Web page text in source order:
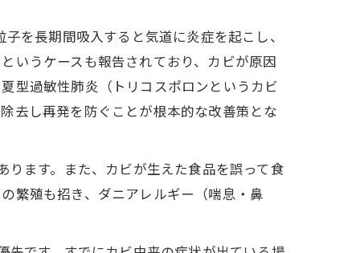
を長期間吸入すると気道に炎症を起こし、
いうケースも報告されており、カビが原因
型過敏性肺炎（トリコスポロンというカビ
去し再発を防ぐことが根本的な改善策とな
ます。また、カビが生えた食品を誤って食
繁殖も招き、ダニアレルギー（喘息・鼻